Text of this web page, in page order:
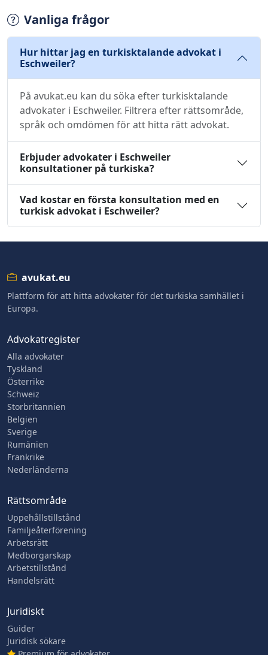
Vanliga frågor
Hur hittar jag en turkisktalande advokat i
Eschweiler?
På avukat.eu kan du söka efter turkisktalande
advokater i Eschweiler. Filtrera efter rättsområde,
språk och omdömen för att hitta rätt advokat.
Erbjuder advokater i Eschweiler
konsultationer på turkiska?
Vad kostar en första konsultation med en
turkisk advokat i Eschweiler?
avukat.eu
Plattform för att hitta advokater för det turkiska samhället i
Europa.
Advokatregister
Alla advokater
Tyskland
Österrike
Schweiz
Storbritannien
Belgien
Sverige
Rumänien
Frankrike
Nederländerna
Rättsområde
Uppehållstillstånd
Familjeåterförening
Arbetsrätt
Medborgarskap
Arbetstillstånd
Handelsrätt
Juridiskt
Guider
Juridisk sökare